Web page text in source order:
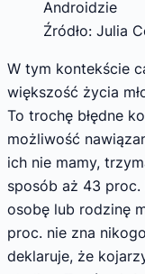
Źródło: Julia
W tym kontekście
większość życia
To trochę błędne
możliwość
ich nie mamy,
sposób aż 43
osobę lub rodzinę
proc. nie zna
deklaruje, że